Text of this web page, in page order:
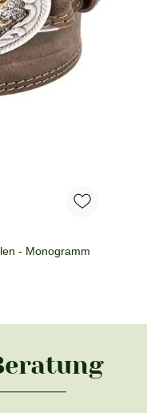
- Monogramm
Preis: